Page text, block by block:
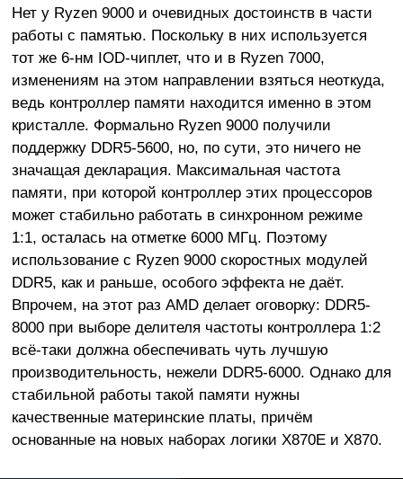
Нет у Ryzen 9000 и очевидных достоинств в части
работы с памятью. Поскольку в них используется
тот же 6-нм IOD-чиплет, что и в Ryzen 7000,
изменениям на этом направлении взяться неоткуда,
ведь контроллер памяти находится именно в этом
кристалле. Формально Ryzen 9000 получили
поддержку DDR5-5600, но, по сути, это ничего не
значащая декларация. Максимальная частота
памяти, при которой контроллер этих процессоров
может стабильно работать в синхронном режиме
1:1, осталась на отметке 6000 МГц. Поэтому
использование с Ryzen 9000 скоростных модулей
DDR5, как и раньше, особого эффекта не даёт.
Впрочем, на этот раз AMD делает оговорку: DDR5-
8000 при выборе делителя частоты контроллера 1:2
всё-таки должна обеспечивать чуть лучшую
производительность, нежели DDR5-6000. Однако для
стабильной работы такой памяти нужны
качественные материнские платы, причём
основанные на новых наборах логики X870E и X870.